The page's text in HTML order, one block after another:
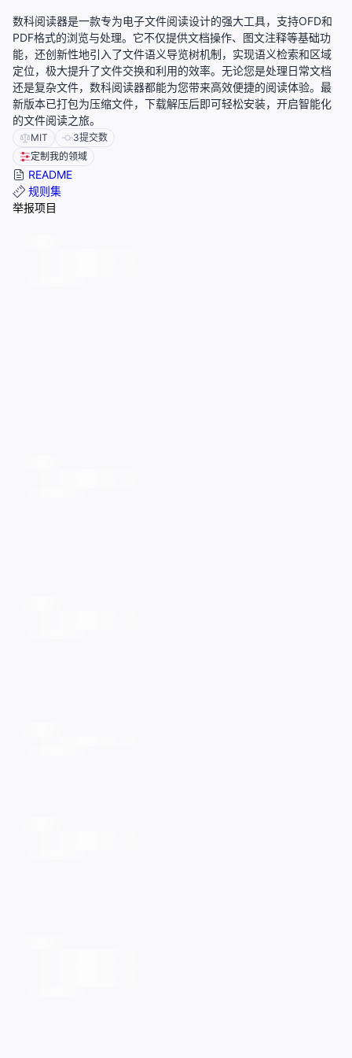
数科阅读器是一款专为电子文件阅读设计的强大工具，支持OFD和
PDF格式的浏览与处理。它不仅提供文档操作、图文注释等基础功
能，还创新性地引入了文件语义导览树机制，实现语义检索和区域
定位，极大提升了文件交换和利用的效率。无论您是处理日常文档
还是复杂文件，数科阅读器都能为您带来高效便捷的阅读体验。最
新版本已打包为压缩文件，下载解压后即可轻松安装，开启智能化
的文件阅读之旅。
MIT 3提交数
定制我的领域
README
规则集
举报项目